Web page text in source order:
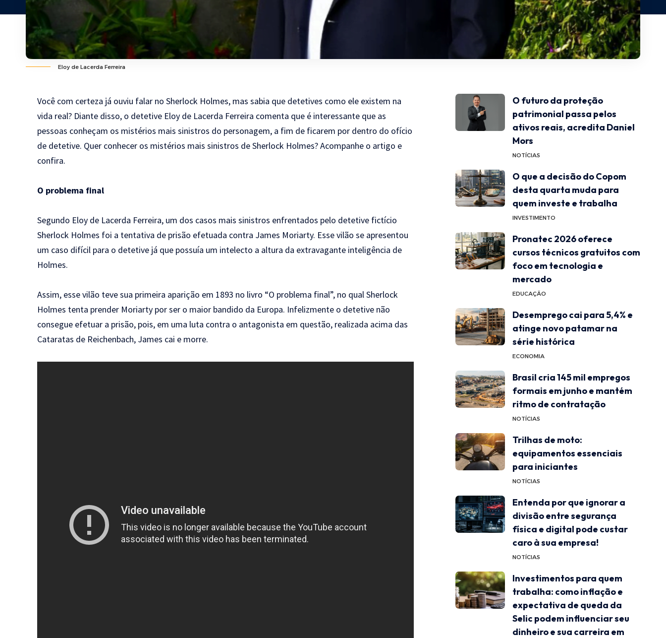
Eloy de Lacerda Ferreira
Você com certeza já ouviu falar no Sherlock Holmes, mas sabia que detetives como ele existem na
vida real? Diante disso, o detetive Eloy de Lacerda Ferreira comenta que é interessante que as
pessoas conheçam os mistérios mais sinistros do personagem, a fim de ficarem por dentro do ofício
de detetive. Quer conhecer os mistérios mais sinistros de Sherlock Holmes? Acompanhe o artigo e
confira.
O problema final
Segundo Eloy de Lacerda Ferreira, um dos casos mais sinistros enfrentados pelo detetive fictício
Sherlock Holmes foi a tentativa de prisão efetuada contra James Moriarty. Esse vilão se apresentou
um caso difícil para o detetive já que possuía um intelecto a altura da extravagante inteligência de
Holmes.
Assim, esse vilão teve sua primeira aparição em 1893 no livro “O problema final”, no qual Sherlock
Holmes tenta prender Moriarty por ser o maior bandido da Europa. Infelizmente o detetive não
consegue efetuar a prisão, pois, em uma luta contra o antagonista em questão, realizada acima das
Cataratas de Reichenbach, James cai e morre.
O futuro da proteção
patrimonial passa pelos
ativos reais, acredita Daniel
Mors
NOTÍCIAS
O que a decisão do Copom
desta quarta muda para
quem investe e trabalha
INVESTIMENTO
Pronatec 2026 oferece
cursos técnicos gratuitos com
foco em tecnologia e
mercado
EDUCAÇÃO
Desemprego cai para 5,4% e
atinge novo patamar na
série histórica
ECONOMIA
Brasil cria 145 mil empregos
formais em junho e mantém
ritmo de contratação
NOTÍCIAS
Trilhas de moto:
equipamentos essenciais
para iniciantes
NOTÍCIAS
Entenda por que ignorar a
divisão entre segurança
física e digital pode custar
caro à sua empresa!
NOTÍCIAS
Investimentos para quem
trabalha: como inflação e
expectativa de queda da
Selic podem influenciar seu
dinheiro e sua carreira em